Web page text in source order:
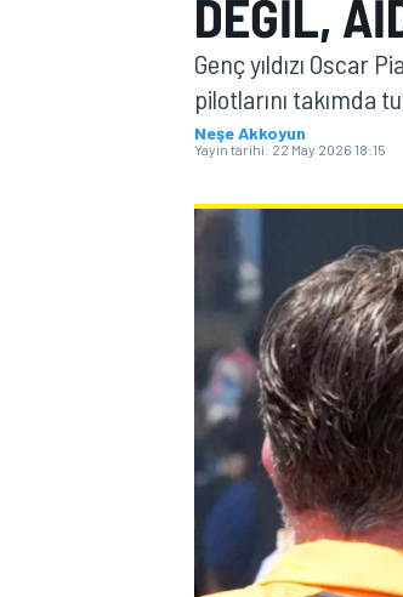
MOTOGP
WORLD SUPERBIKE
DEĞIL,
Genç yıldızı Oscar
pilotlarını takımda
Neşe Akkoyun
Yayın tarihi: 22 May 2026 18:15